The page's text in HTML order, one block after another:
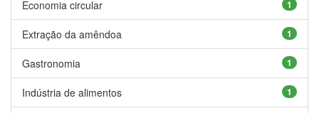
1
Economia circular
1
Extração da amêndoa
1
Gastronomia
1
Indústria de alimentos